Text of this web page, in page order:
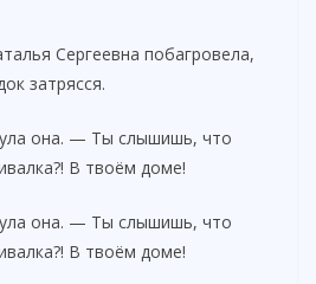
Сергеевна побагровела,
затрясся.
она. — Ты слышишь, что
В твоём доме!
она. — Ты слышишь, что
В твоём доме!